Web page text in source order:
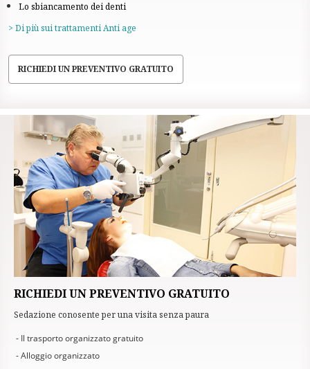
Lo sbiancamento dei denti
> Di più sui trattamenti Anti age
RICHIEDI UN PREVENTIVO GRATUITO
RICHIEDI UN PREVENTIVO GRATUITO
Sedazione conosente per una visita senza paura
- Il trasporto organizzato gratuito
- Alloggio organizzato